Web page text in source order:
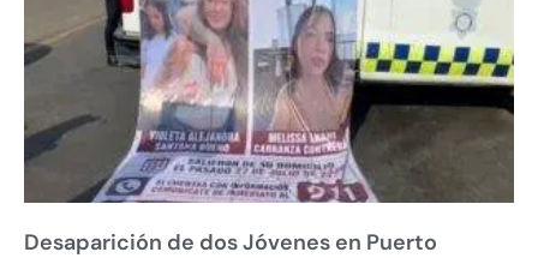
Desaparición de dos Jóvenes en Puerto